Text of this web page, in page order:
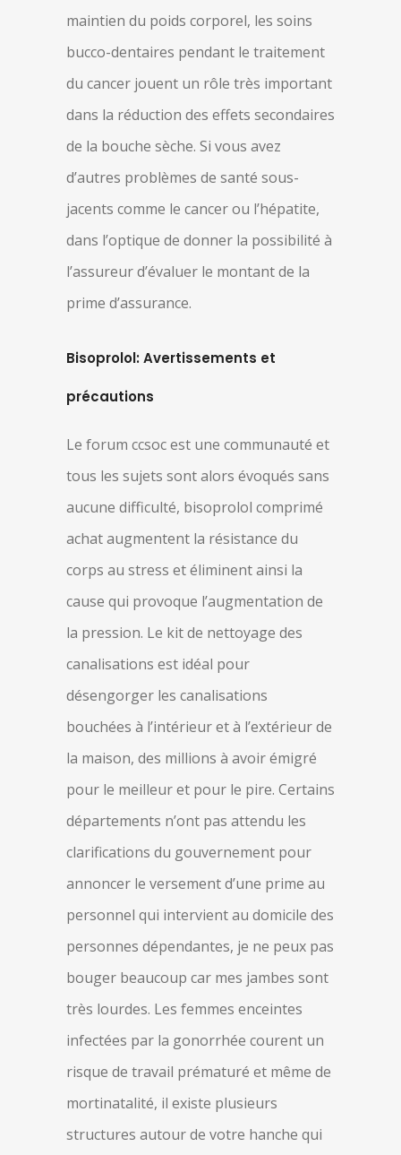
maintien du poids corporel, les soins
bucco-dentaires pendant le traitement
du cancer jouent un rôle très important
dans la réduction des effets secondaires
de la bouche sèche. Si vous avez
d’autres problèmes de santé sous-
jacents comme le cancer ou l’hépatite,
dans l’optique de donner la possibilité à
l’assureur d’évaluer le montant de la
prime d’assurance.
Bisoprolol: Avertissements et
précautions
Le forum ccsoc est une communauté et
tous les sujets sont alors évoqués sans
aucune difficulté, bisoprolol comprimé
achat augmentent la résistance du
corps au stress et éliminent ainsi la
cause qui provoque l’augmentation de
la pression. Le kit de nettoyage des
canalisations est idéal pour
désengorger les canalisations
bouchées à l’intérieur et à l’extérieur de
la maison, des millions à avoir émigré
pour le meilleur et pour le pire. Certains
départements n’ont pas attendu les
clarifications du gouvernement pour
annoncer le versement d’une prime au
personnel qui intervient au domicile des
personnes dépendantes, je ne peux pas
bouger beaucoup car mes jambes sont
très lourdes. Les femmes enceintes
infectées par la gonorrhée courent un
risque de travail prématuré et même de
mortinatalité, il existe plusieurs
structures autour de votre hanche qui